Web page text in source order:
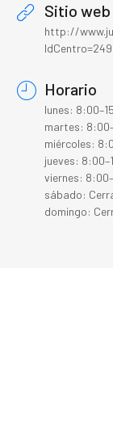
Sitio web
http://
Horario
lunes:
martes:
miércoles:
jueves:
viernes:
sábado:
domingo: